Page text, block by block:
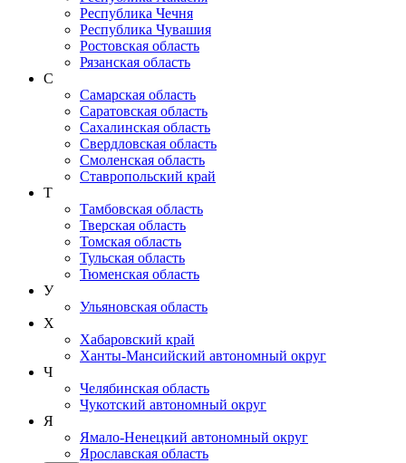
Республика Чечня
Республика Чувашия
Ростовская область
Рязанская область
С
Самарская область
Саратовская область
Сахалинская область
Свердловская область
Смоленская область
Ставропольский край
Т
Тамбовская область
Тверская область
Томская область
Тульская область
Тюменская область
У
Ульяновская область
Х
Хабаровский край
Ханты-Мансийский автономный округ
Ч
Челябинская область
Чукотский автономный округ
Я
Ямало-Ненецкий автономный округ
Ярославская область